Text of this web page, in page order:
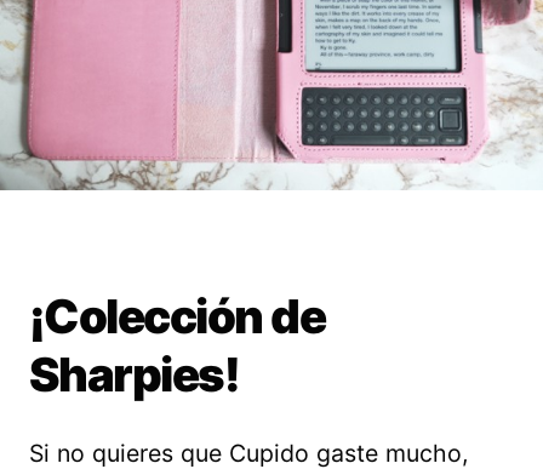
¡Colección de
Sharpies!
Si no quieres que Cupido gaste mucho,